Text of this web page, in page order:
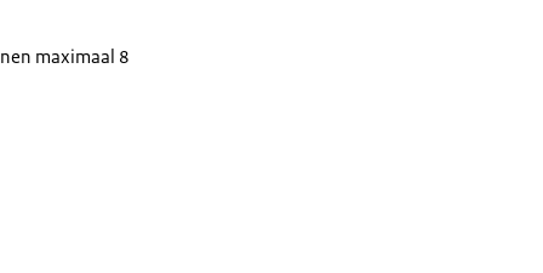
maximaal 8